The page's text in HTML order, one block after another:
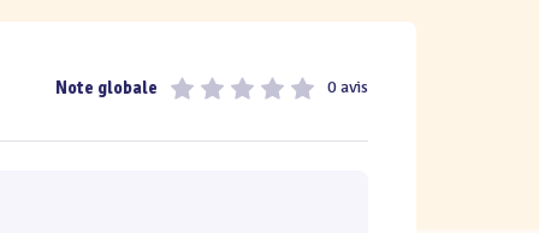
Note globale 0 avis